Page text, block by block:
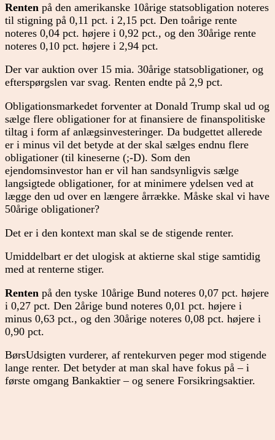
Renten på den amerikanske 10årige statsobligation noteres
til stigning på 0,11 pct. i 2,15 pct. Den toårige rente
noteres 0,04 pct. højere i 0,92 pct., og den 30årige rente
noteres 0,10 pct. højere i 2,94 pct.
Der var auktion over 15 mia. 30årige statsobligationer, og
efterspørgslen var svag. Renten endte på 2,9 pct.
Obligationsmarkedet forventer at Donald Trump skal ud og
sælge flere obligationer for at finansiere de finanspolitiske
tiltag i form af anlægsinvesteringer. Da budgettet allerede
er i minus vil det betyde at der skal sælges endnu flere
obligationer (til kineserne (;-D). Som den
ejendomsinvestor han er vil han sandsynligvis sælge
langsigtede obligationer, for at minimere ydelsen ved at
lægge den ud over en længere årrække. Måske skal vi have
50årige obligationer?
Det er i den kontext man skal se de stigende renter.
Umiddelbart er det ulogisk at aktierne skal stige samtidig
med at renterne stiger.
Renten på den tyske 10årige Bund noteres 0,07 pct. højere
i 0,27 pct. Den 2årige bund noteres 0,01 pct. højere i
minus 0,63 pct., og den 30årige noteres 0,08 pct. højere i
0,90 pct.
BørsUdsigten vurderer, af rentekurven peger mod stigende
lange renter. Det betyder at man skal have fokus på – i
første omgang Bankaktier – og senere Forsikringsaktier.